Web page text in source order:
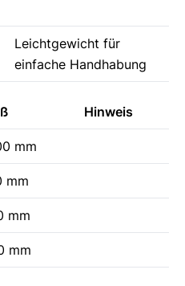
Leichtgewicht für
einfache Handhabung
Hinweis
mm
mm
mm
mm